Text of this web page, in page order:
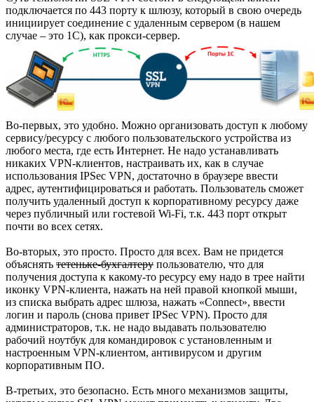
подключается по 443 порту к шлюзу, который в свою очередь
инициирует соединение с удаленным сервером (в нашем
случае – это 1С), как прокси-сервер.
Во-первых, это удобно. Можно организовать доступ к любому
сервису/ресурсу с любого пользовательского устройства из
любого места, где есть Интернет. Не надо устанавливать
никаких VPN-клиентов, настраивать их, как в случае
использования IPSec VPN, достаточно в браузере ввести
адрес, аутентифицироваться и работать. Пользователь сможет
получить удаленный доступ к корпоративному ресурсу даже
через публичный или гостевой Wi-Fi, т.к. 443 порт открыт
почти во всех сетях.
Во-вторых, это просто. Просто для всех. Вам не придется
объяснять тетеньке-бухгалтеру пользователю, что для
получения доступа к какому-то ресурсу ему надо в трее найти
иконку VPN-клиента, нажать на ней правой кнопкой мыши,
из списка выбрать адрес шлюза, нажать «Connect», ввести
логин и пароль (снова привет IPSec VPN). Просто для
администраторов, т.к. не надо выдавать пользователю
рабочий ноутбук для командировок с установленным и
настроенным VPN-клиентом, антивирусом и другим
корпоративным ПО.
В-третьих, это безопасно. Есть много механизмов защиты,